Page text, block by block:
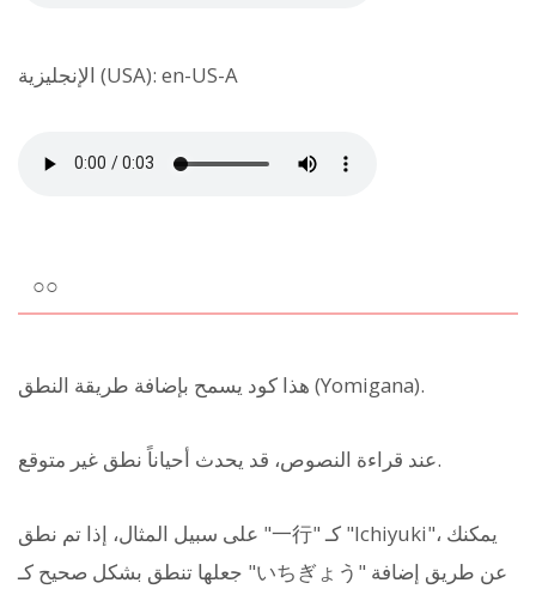
الإنجليزية (USA): en-US-A
○○
هذا كود يسمح بإضافة طريقة النطق (Yomigana).
عند قراءة النصوص، قد يحدث أحياناً نطق غير متوقع.
على سبيل المثال، إذا تم نطق "一行" كـ "Ichiyuki"، يمكنك
جعلها تنطق بشكل صحيح كـ "いちぎょう" عن طريق إضافة